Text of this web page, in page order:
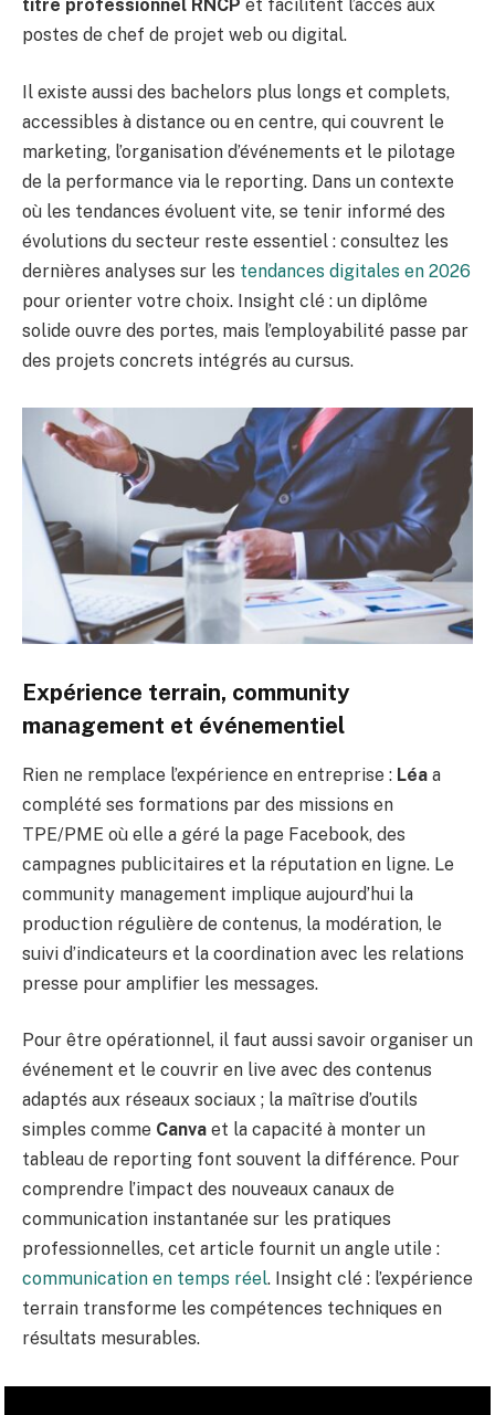
titre professionnel RNCP et facilitent l’accès aux
postes de chef de projet web ou digital.
Il existe aussi des bachelors plus longs et complets,
accessibles à distance ou en centre, qui couvrent le
marketing, l’organisation d’événements et le pilotage
de la performance via le reporting. Dans un contexte
où les tendances évoluent vite, se tenir informé des
évolutions du secteur reste essentiel : consultez les
dernières analyses sur les tendances digitales en 2026
pour orienter votre choix. Insight clé : un diplôme
solide ouvre des portes, mais l’employabilité passe par
des projets concrets intégrés au cursus.
Expérience terrain, community
management et événementiel
Rien ne remplace l’expérience en entreprise : Léa a
complété ses formations par des missions en
TPE/PME où elle a géré la page Facebook, des
campagnes publicitaires et la réputation en ligne. Le
community management implique aujourd’hui la
production régulière de contenus, la modération, le
suivi d’indicateurs et la coordination avec les relations
presse pour amplifier les messages.
Pour être opérationnel, il faut aussi savoir organiser un
événement et le couvrir en live avec des contenus
adaptés aux réseaux sociaux ; la maîtrise d’outils
simples comme Canva et la capacité à monter un
tableau de reporting font souvent la différence. Pour
comprendre l’impact des nouveaux canaux de
communication instantanée sur les pratiques
professionnelles, cet article fournit un angle utile :
communication en temps réel. Insight clé : l’expérience
terrain transforme les compétences techniques en
résultats mesurables.